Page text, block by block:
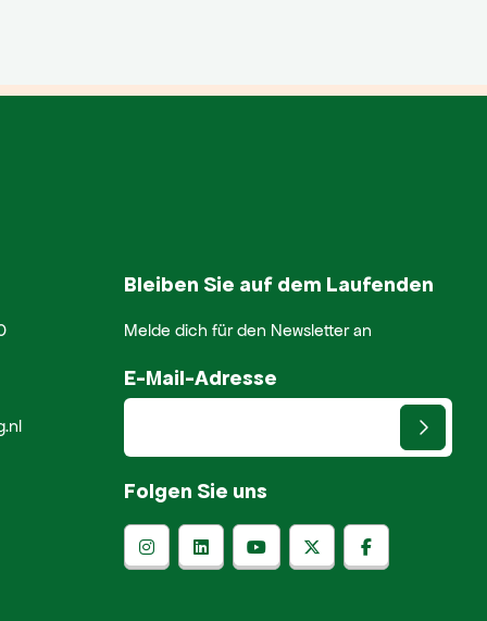
Bleiben Sie auf dem Laufenden
Melde dich für den Newsletter an
E-Mail-Adresse
Folgen Sie uns